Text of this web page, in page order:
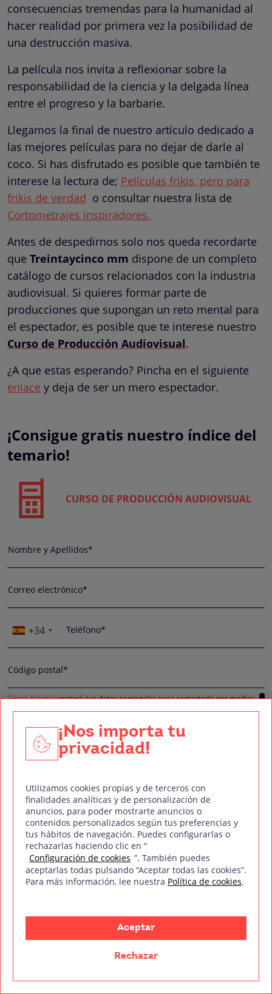
consecuencias tremendas para la humanidad al
hacer realidad por primera vez la posibilidad de
una destrucción masiva.
La película nos invita a reflexionar sobre la
responsabilidad de la ciencia y la delgada línea
entre el progreso y la barbarie.
Llegamos la final de nuestro artículo dedicado a
las mejores películas para no dejar de darle al
coco. Si has disfrutado es posible que también te
interese la lectura de; Películas frikis, pero para
frikis de verdad o consultar nuestra lista de
Cortometrajes inspiradores.
Antes de despedirnos solo nos queda recordarte
que Treintaycinco mm dispone de un completo
catálogo de cursos relacionados con la industria
audiovisual. Si quieres formar parte de
producciones que supongan un reto mental para
el espectador, es posible que te interese nuestro
Curso de Producción Audiovisual.
¿A que estas esperando? Pincha en el siguiente
enlace y deja de ser un mero espectador.
¡Consigue gratis nuestro índice del
temario!
CURSO DE PRODUCCIÓN AUDIOVISUAL
Nombre y Apellidos*
Correo electrónico*
+34 Teléfono*
Código postal*
Grupo Northiustratará sus datos personales para contactarle por medios
directamente relacionados con el interés manifestado y, en su caso, para
tramitar la contratación correspondiente. Compartiremos su solicitud con las
empresas que conforman elGrupo Northius
hacerle llegar la mejor oferta de productos y servicios de acuerdo a su
Descarga el índice del temario
¡Un asesor se pondrá en contacto contigo lo antes posible!
Fuera de guion
Descubre toda la actualidad de la industria audiovisual
a golpe de clic
¡Nos importa tu
privacidad!
Utilizamos cookies propias y de terceros con
finalidades analíticas y de personalización de
anuncios, para poder mostrarte anuncios o
contenidos personalizados según tus preferencias y
tus hábitos de navegación. Puedes configurarlas o
rechazarlas haciendo clic en “
Configuración de cookies ”. También puedes
aceptarlas todas pulsando “Aceptar todas las cookies”.
Para más información, lee nuestra Política de cookies.
Aceptar
Rechazar